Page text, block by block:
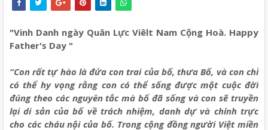
"Vinh Danh ngày Quân Lực Viêlt Nam Cộng Hoà. Happy
Father's Day "
“Con rất tự hào là đứa con trai của bố, thưa Bố, và con chỉ
có thể hy vọng rằng con có thể sống được một cuộc đời
đúng theo các nguyên tắc mà bố đã sống và con sẽ truyền
lại di sản của bố về trách nhiệm, danh dự và chính trực
cho các cháu nội của bố. Trong cộng đồng người Việt miền